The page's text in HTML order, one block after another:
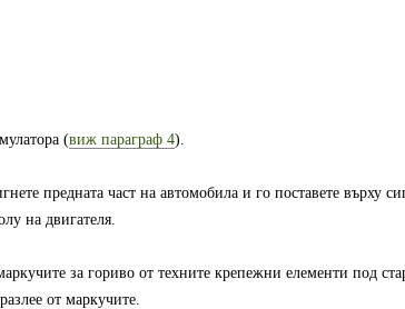
(виж параграф 4).
предната част на автомобила и го поставете върху
на двигателя.
за гориво от техните крепежни елементи под
от маркучите.